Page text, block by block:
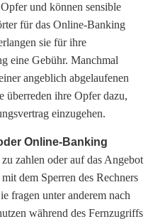
und können sensible
für das On­line-Ban­king
sie für ihre
eine Gebühr. Manchmal
angeblich abgelaufenen
überreden ihre Opfer dazu,
einzugehen.
Online-Banking
zahlen oder auf das Angebot
dem Sperren des Rechners
fragen unter anderem nach
während des Fernzugriffs